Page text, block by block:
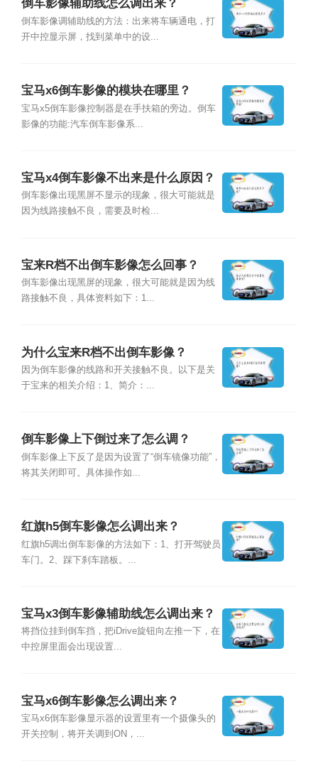
倒车影像辅助线怎么调出来？
倒车影像调辅助线的方法：出来将车辆通电，打
开中控显示屏，找到菜单中的设...
宝马x6倒车影像的模块在哪里？
宝马x5倒车影像控制器是在手扶箱的旁边。倒车
影像的功能:汽车倒车影像系...
宝马x4倒车影像不出来是什么原因？
倒车影像出现黑屏不显示的现象，很大可能就是
因为线路接触不良，需要及时检...
宝来R档不出倒车影像怎么回事？
倒车影像出现黑屏的现象，很大可能就是因为线
路接触不良，具体资料如下：1...
为什么宝来R档不出倒车影像？
因为倒车影像的线路和开关接触不良。以下是关
于宝来的相关介绍：1、简介：...
倒车影像上下倒过来了怎么调？
倒车影像上下反了是因为设置了“倒车镜像功能”，
将其关闭即可。具体操作如...
红旗h5倒车影像怎么调出来？
红旗h5调出倒车影像的方法如下：1、打开驾驶员
车门。2、踩下刹车踏板。...
宝马x3倒车影像辅助线怎么调出来？
将挡位挂到倒车挡，把iDrive旋钮向左推一下，在
中控屏里面会出现设置...
宝马x6倒车影像怎么调出来？
宝马x6倒车影像显示器的设置里有一个摄像头的
开关控制，将开关调到ON，...